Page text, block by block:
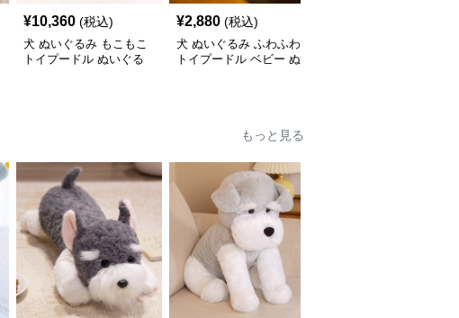
¥10,360 (税込)
犬 ぬいぐるみ もこもこ
トイプードル ぬいぐる
¥2,880 (税込)
犬 ぬいぐるみ ふわふわ
トイプードル ベビー ぬ
もっと見る